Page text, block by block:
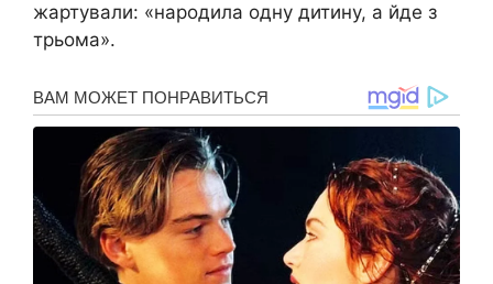
жартували: «народила одну дитину, а йде з
трьома».